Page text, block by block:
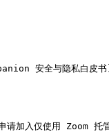
安全与隐
加入仅使用 Zoom